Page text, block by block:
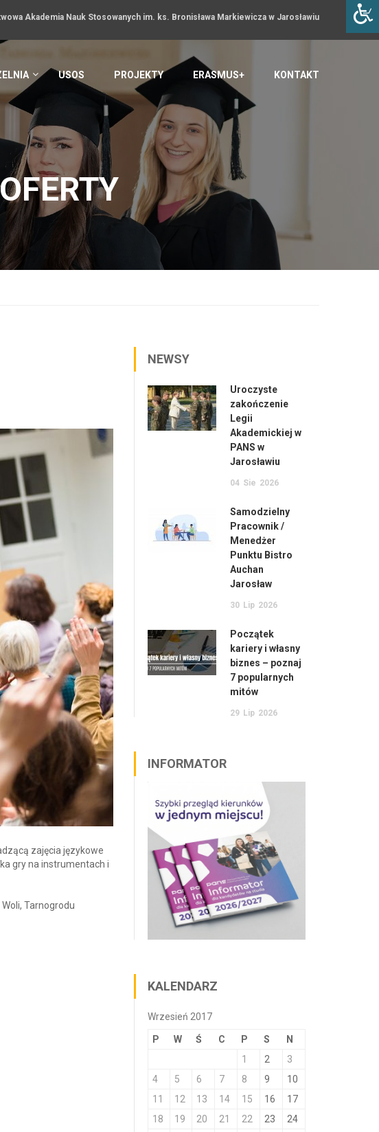
Akademia Nauk Stosowanych im. ks. Bronisława Markiewicza w Jarosławiu
USOS PROJEKTY ERASMUS+ KONTAKT
zajęcia językowe
gry na instrumentach i
Tarnogrodu
NEWSY
Uroczyste
zakończenie
Legii
Akademickiej w
PANS w
Jarosławiu
04 Sie 2026
Samodzielny
Pracownik /
Menedżer
Punktu Bistro
Auchan
Jarosław
30 Lip 2026
Początek
kariery i własny
biznes – poznaj
7 popularnych
mitów
29 Lip 2026
INFORMATOR
KALENDARZ
Wrzesień 2017
P W Ś C P S N
1 2
3
4
5 6 7 8 9
10
11
12 13 14 15 16
17
18
19 20 21 22 23
24